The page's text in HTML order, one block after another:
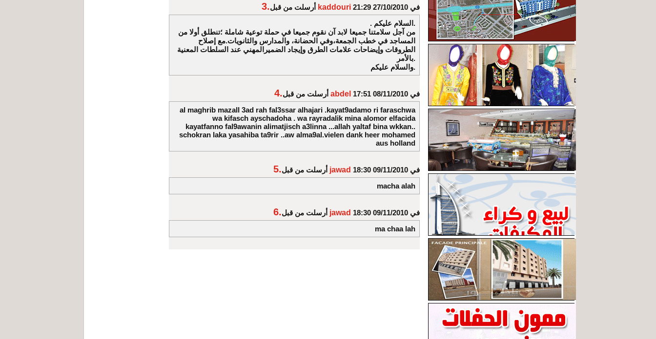
3. kaddouri
في 27/10/2010 21:29
. السلام عليكم.
من آجل سلامتنا جميعا لابد آن نقوم جميعا في حملة توعية شاملة ؛تنطلق أولا من
المساجد في خطب الجمعة،وفي الحضانة، والمدارس والثانويات.مع إصلاح
الطروقات وإيضاحات علامات الطرق وإيجاد الضميرالمهني عند السلطات المعنية
بالأمر.
والسلام عليكم.
4. abdel
في 08/11/2010 17:51
al maghrib mazall 3ad rah fal3ssar alhajari .kayat9adamo ri faraschwa
wa kifasch ayschadoha . wa rayradalik mina alomor elfacida
kayatfanno fal9awanin alimatjisch a3linna ...allah yaltaf bina wkkan..
schokran laka yasahiba ta9rir ..aw alma9al.vielen dank heer mohamed
aus holland
5. jawad
في 09/11/2010 18:30
macha alah
6. jawad
في 09/11/2010 18:30
ma chaa lah